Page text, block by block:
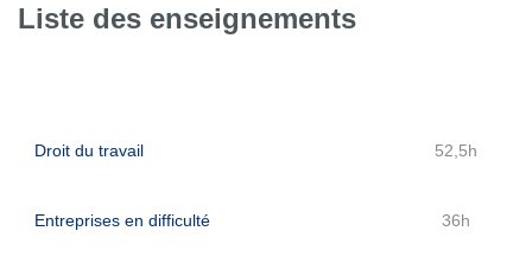
Liste des enseignements
Droit du travail 52,5h
Entreprises en difficulté 36h